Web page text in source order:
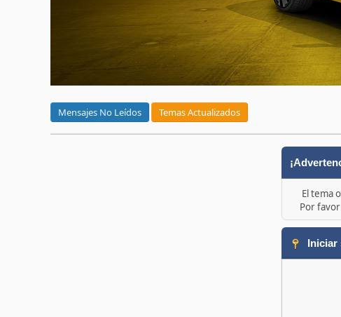
Mensajes No Leídos Temas Actualizados
El tema
Por
Iniciar